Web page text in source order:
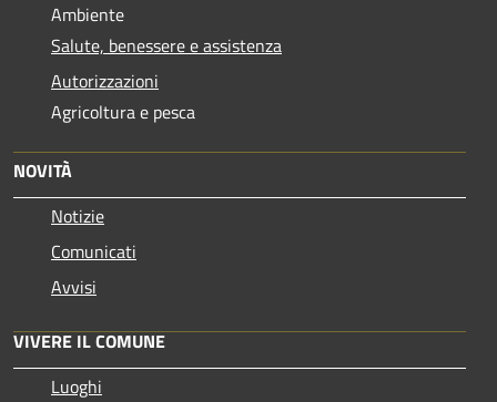
Ambiente
Salute, benessere e assistenza
Autorizzazioni
Agricoltura e pesca
NOVITÀ
Notizie
Comunicati
Avvisi
VIVERE IL COMUNE
Luoghi